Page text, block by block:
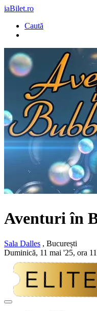
iaBilet.ro
Caută
Aventuri în
Sala Dalles , București
Duminică, 11 mai '25, ora
Adaugă